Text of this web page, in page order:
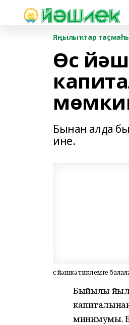
Яңылыҡтар
Өс
Бынан алда
ине.
Өс йәшкә тиклемге
Быйылғы
минимумы.